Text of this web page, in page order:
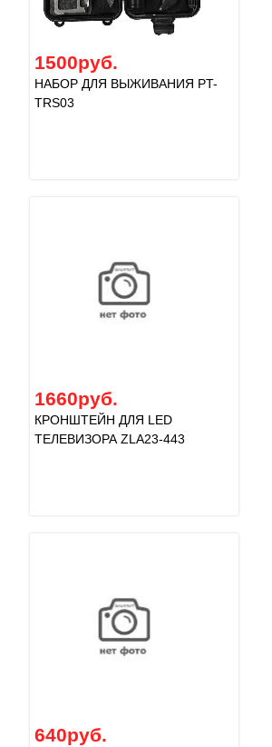
1500руб.
НАБОР ДЛЯ ВЫЖИВАНИЯ PT-
TRS03
1660руб.
КРОНШТЕЙН ДЛЯ LED
ТЕЛЕВИЗОРА ZLA23-443
640руб.